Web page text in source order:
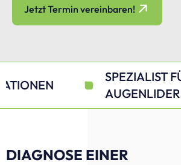
Jetzt Termin vereinbaren!
SPEZIALIST FÜR NASEN,
AUGENLIDER
DIAGNOSE EINER